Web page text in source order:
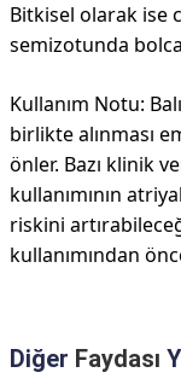
Bitkisel olarak ise
semizotunda
Kullanım Notu:
birlikte alınması
önler. Bazı klinik
kullanımının
riskini
kullanımından
Diğer Faydası